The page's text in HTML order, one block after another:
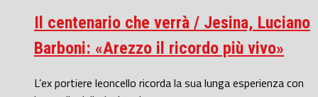
Il centenario che verrà / Jesina, Luciano
Barboni: «Arezzo il ricordo più vivo»
L’ex portiere leoncello ricorda la sua lunga esperienza con